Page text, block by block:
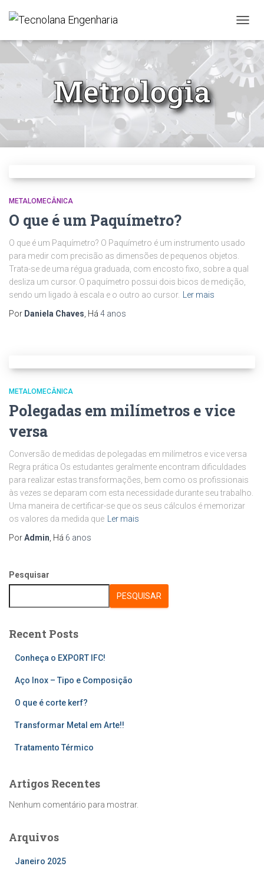
Metrologia
METALOMECÂNICA
O que é um Paquímetro?
O que é um Paquímetro? O Paquímetro é um instrumento usado
para medir com precisão as dimensões de pequenos objetos.
Trata-se de uma régua graduada, com encosto fixo, sobre a qual
desliza um cursor. O paquímetro possui dois bicos de medição,
sendo um ligado à escala e o outro ao cursor.
Ler mais
Por Daniela Chaves , Há 4 anos
METALOMECÂNICA
Polegadas em milímetros e vice
versa
Conversão de medidas de polegadas em milímetros e vice versa
Regra prática Os estudantes geralmente encontram dificuldades
para realizar estas transformações, bem como os profissionais
às vezes se deparam com esta necessidade durante seu trabalho.
Uma maneira de certificar-se que os seus cálculos é memorizar
os valores da medida que
Ler mais
PorAdmin , Há 6 anos
Pesquisar
PESQUISAR
Recent Posts
Conheça o EXPORT IFC!
Aço Inox – Tipo e Composição
O que é corte kerf?
Transformar Metal em Arte!!
Tratamento Térmico
Artigos Recentes
Nenhum comentário para mostrar.
Arquivos
Janeiro 2025